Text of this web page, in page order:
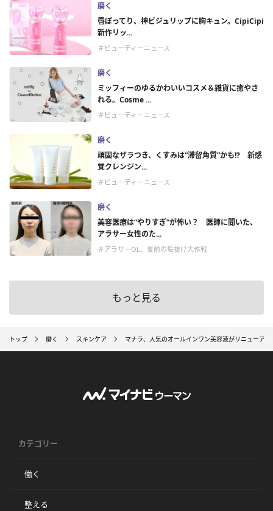
磨く
唇ぽってり、神ビジュリップに胸キュン。CipiCipi
新作リッ...
＃ビューティーニュース
磨く
ミッフィーのゆるかわいいコスメ＆雑貨に癒やさ
れる。Cosme ...
＃ビューティーニュース
磨く
頑固なザラつき、くすみは“滞留角質”かも!? 新感
覚クレンジン...
＃ビューティーニュース
磨く
美容医療は“やりすぎ”が怖い？ 医師に聞いた、
アラサー女性のた...
＃アラサーOL、夏前の垢抜け大作戦
もっと見る
トップ 磨く スキンケア マナラ、人気のオールインワン美容液がリニューア
カテゴリー
働く
整える